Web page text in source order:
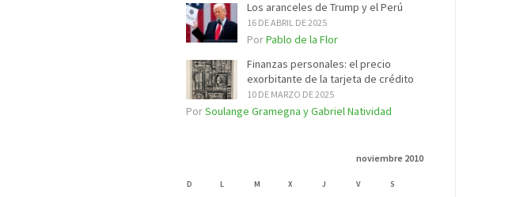
Los aranceles de Trump y el Perú
16 DE ABRIL DE 2025
PorPablo de la Flor
Finanzas personales: el precio
exorbitante de la tarjeta de crédito
10 DE MARZO DE 2025
PorSoulange Gramegna y Gabriel Natividad
noviembre 2010
D L M X J V S